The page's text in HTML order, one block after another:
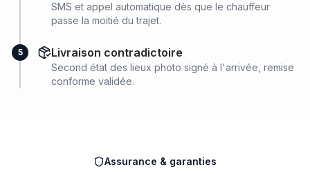
SMS et appel automatique dès que le chauffeur
passe la moitié du trajet.
5 Livraison contradictoire
Second état des lieux photo signé à l'arrivée, remise
conforme validée.
Assurance & garanties